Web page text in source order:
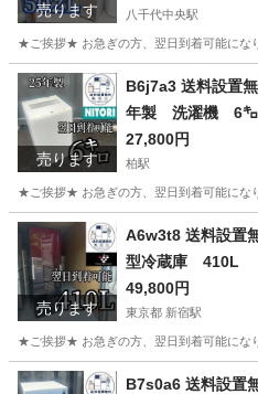
売ります 八千代中央駅
★ご挨拶★ お急ぎの方、翌日到着可能にな
千葉 八千代市 八千代中央駅
売ります
B6j7a3 送料設
年製 洗濯機 6㌔
27,800円
柏駅
★ご挨拶★ お急ぎの方、翌日到着可能にな
千葉 柏市 生活家電
売ります
A6w3t8 送料設置無料 SHARP自動製氷機能付大
型冷蔵庫 410L
49,800円
東京都 新宿駅
★ご挨拶★ お急ぎの方、翌日到着可能にな
東京 新宿区 生活家電
B7s0a6 送料設置無料 SHARP 人気モデ